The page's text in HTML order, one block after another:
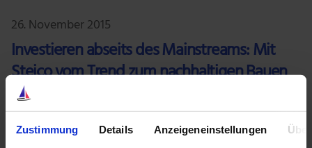
Zustimmung Details Anzeigeneinstellungen
26. November 2015
Investieren abseits des Mainstreams: Mit
Steico vom Trend zum nachhaltigen Bauen
profitieren
Steico ist ein spannendes und innovatives Unternehmen,
mit dem du dich auseinander setzen solltest.Mehr »